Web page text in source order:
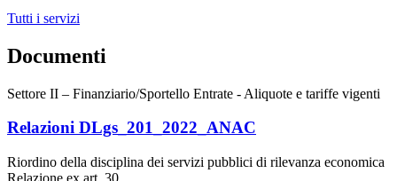
Tutti i servizi
Documenti
Settore II – Finanziario/Sportello Entrate - Aliquote e tariffe vigenti
Relazioni DLgs_201_2022_ANAC
Riordino della disciplina dei servizi pubblici di rilevanza economica
Relazione ex art. 30